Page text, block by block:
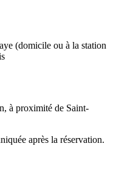
(domicile ou à la station
après la réservation.